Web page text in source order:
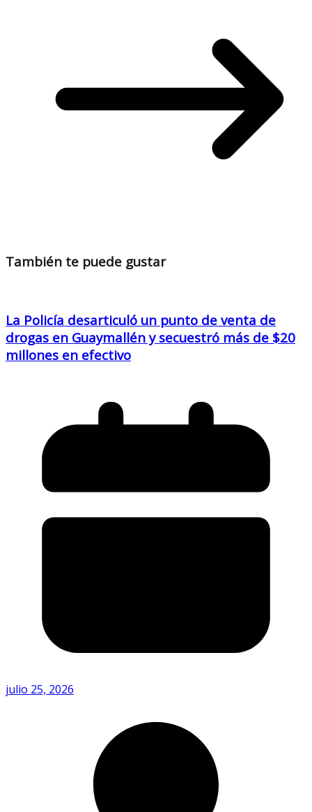
También te puede gustar
La Policía desarticuló un punto de venta de
drogas en Guaymallén y secuestró más de $20
millones en efectivo
julio 25, 2026